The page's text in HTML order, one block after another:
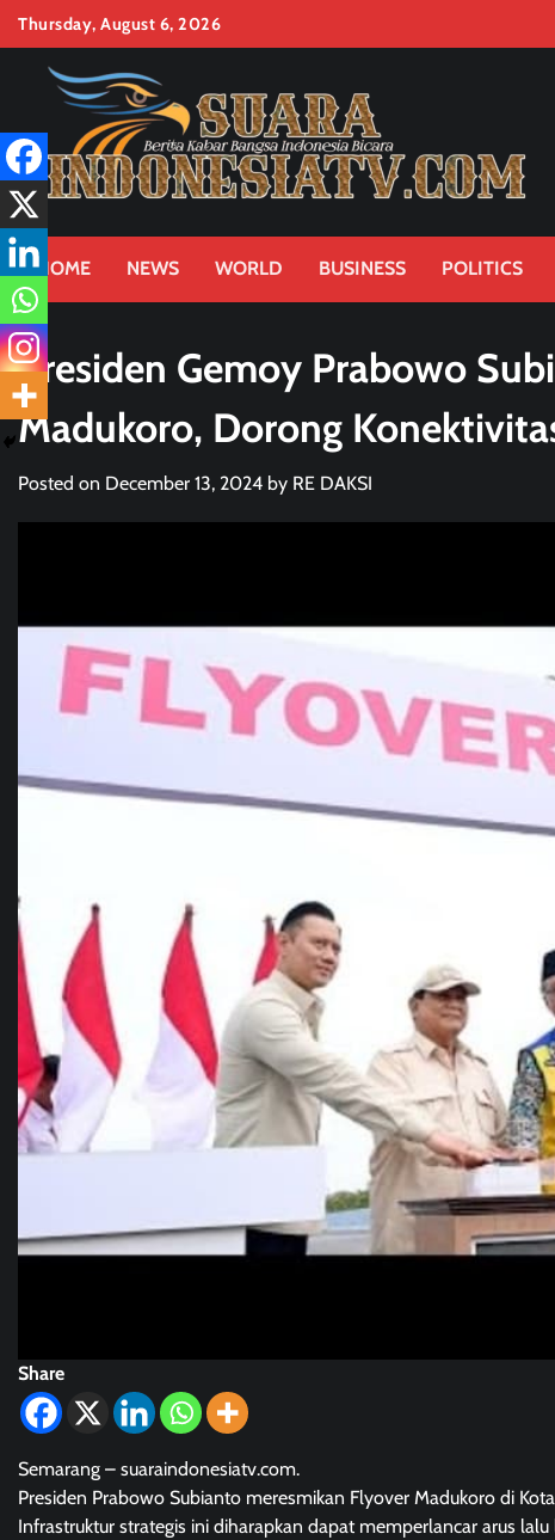
Skip
content
Thursday, August 6, 2026
HOME NEWS WORLD BUSINESS POLITICS
Presiden Gemoy Prabowo
Madukoro, Dorong
Posted on December 13, 2024 by RE DAKSI
Share
Semarang – suaraindonesiatv.com.
Presiden Prabowo Subianto meresmikan Flyover Madukoro di
Infrastruktur strategis ini diharapkan dapat memperlancar arus